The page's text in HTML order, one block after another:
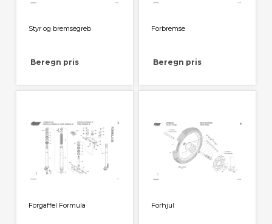
Styr og bremsegreb
Beregn pris
Forbremse
Beregn pris
Forgaffel Formula Forhjul